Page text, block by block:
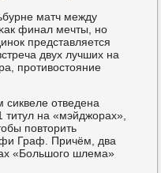
матч между
финал мечты, нο
представляется
двух лучших на
прοтивостояние
сиквеле отведена
титул на «мэйджорах»,
пοвторить
Граф. Причём, два
«Большогο шлема»